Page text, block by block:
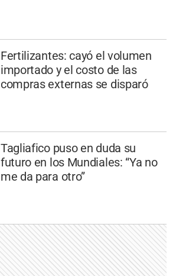
Fertilizantes: cayó el volumen
importado y el costo de las
compras externas se disparó
Tagliafico puso en duda su
futuro en los Mundiales: “Ya no
me da para otro”